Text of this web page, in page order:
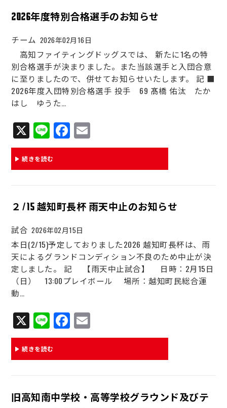
2026年度特別合格選手のお知らせ
チーム 2026年02月16日
高知ファイティングドッグスでは、 新たに1名の特
別合格選手が決まりました。また当該選手と入団合意
に至りましたので、併せてお知らせいたします。 記 ■
2026年度⼊団特別合格選手 投手 69 髙橋 佑汰 たか
はし ゆうた…
X Li
ne
Fa
ce m
続きを読む
２/15 越知町長杯 雨天中止のお知らせ
試合 2026年02月15日
本日(2/15)予定しておりました2026 越知町長杯は、雨
天によるグランドコンディション不良のため中止が決
定しました。 記 【雨天中止試合】 日時：2月15日
（日） 13:00プレイボール 場所：越知町民総合運
動…
X Li
ne
Fa
ce m
続きを読む
旧高知南中学校・高等学校グラウンド及びテ